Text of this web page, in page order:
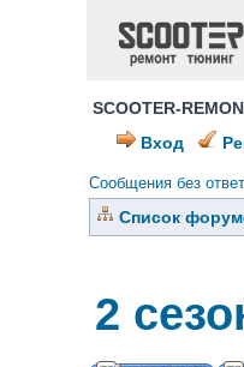
SCOOTER-
Вход
Сообщения без
Список
2